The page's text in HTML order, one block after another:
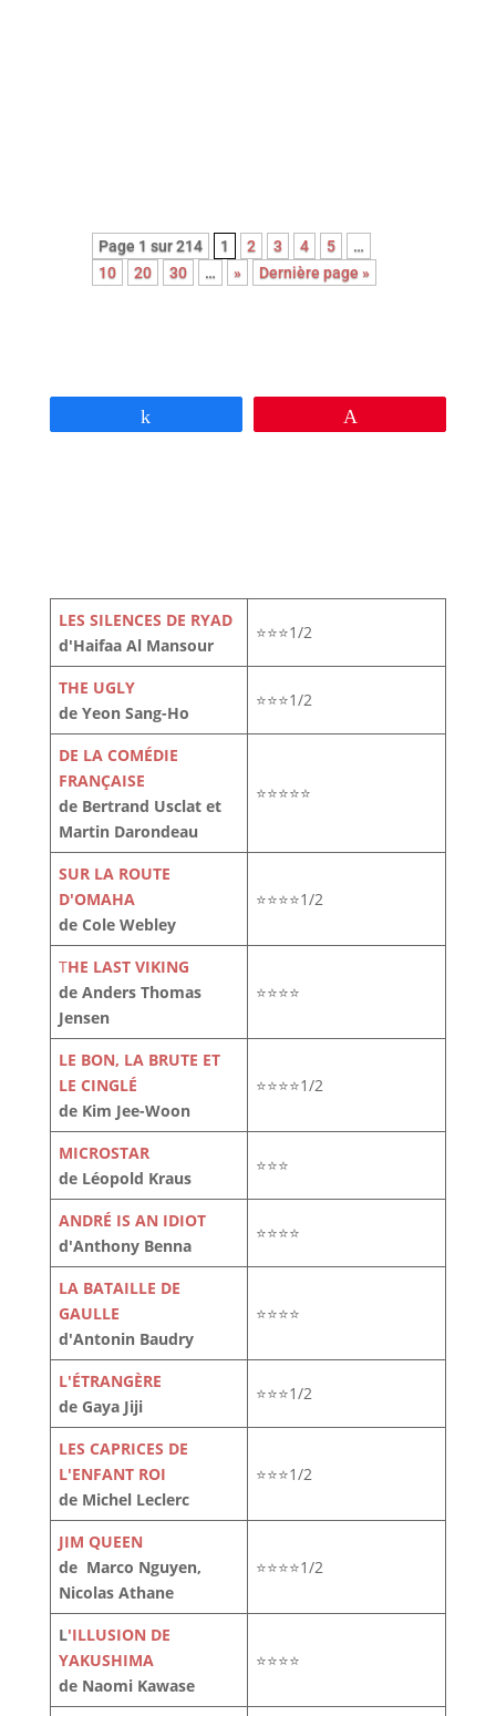
Page 1 sur 214 1 2 3 4 5
…
10
20 30 … » Dernière page »
LES SILENCES DE RYAD
d'Haifaa Al Mansour
⭐⭐⭐1/2
THE UGLY
de Yeon Sang-Ho
⭐⭐⭐1/2
DE LA COMÉDIE
FRANÇAISE
de Bertrand Usclat et
Martin Darondeau
⭐⭐⭐⭐⭐
SUR LA ROUTE
D'OMAHA
de Cole Webley
⭐⭐⭐⭐1/2
THE LAST VIKING
de Anders Thomas
Jensen
⭐⭐⭐⭐
LE BON, LA BRUTE ET
LE CINGLÉ
de Kim Jee-Woon
⭐⭐⭐⭐1/2
MICROSTAR
de Léopold Kraus
⭐⭐⭐
ANDRÉ IS AN IDIOT
d'Anthony Benna
⭐⭐⭐⭐
LA BATAILLE DE
GAULLE
d'Antonin Baudry
⭐⭐⭐⭐
L'ÉTRANGÈRE
de Gaya Jiji
⭐⭐⭐1/2
LES CAPRICES DE
L'ENFANT ROI
de Michel Leclerc
⭐⭐⭐1/2
JIM QUEEN
de Marco Nguyen,
Nicolas Athane
⭐⭐⭐⭐1/2
L'ILLUSION DE
YAKUSHIMA
de Naomi Kawase
⭐⭐⭐⭐